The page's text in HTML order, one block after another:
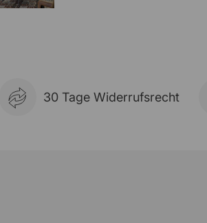
30 Tage Widerrufsrecht